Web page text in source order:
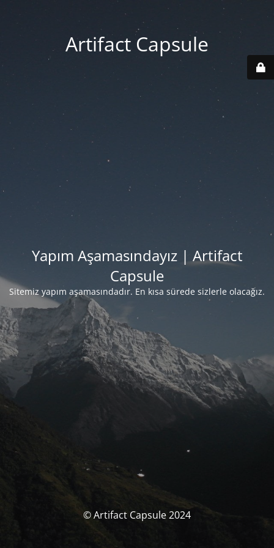
Artifact Capsule
Yapım Aşamasındayız | Artifact
Capsule
Sitemiz yapım aşamasındadır. En kısa sürede sizlerle olacağız.
© Artifact Capsule 2024